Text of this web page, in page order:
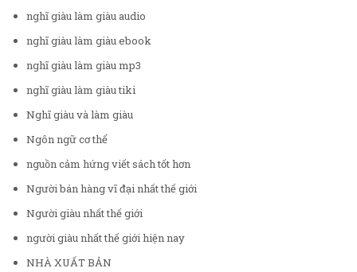
nghĩ giàu làm giàu audio
nghĩ giàu làm giàu ebook
nghĩ giàu làm giàu mp3
nghĩ giàu làm giàu tiki
Nghĩ giàu và làm giàu
Ngôn ngữ cơ thể
nguồn cảm hứng viết sách tốt hơn
Người bán hàng vĩ đại nhất thế giới
Người giàu nhất thế giới
người giàu nhất thế giới hiện nay
NHÀ XUẤT BẢN